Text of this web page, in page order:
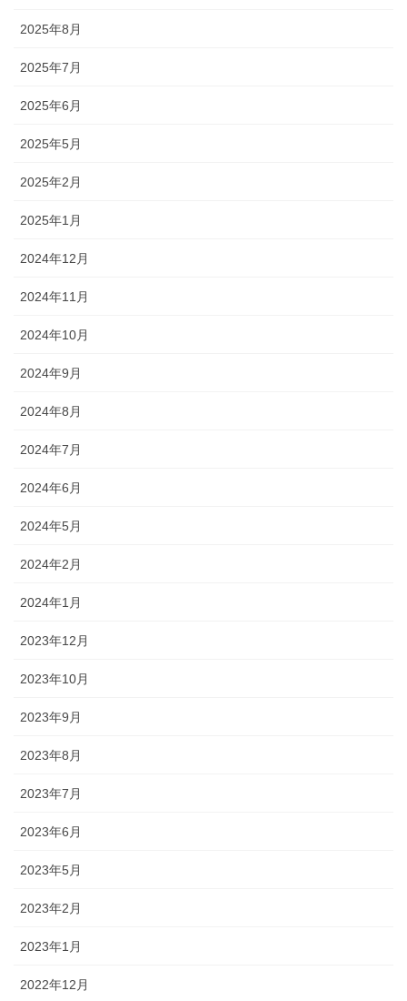
2025年8月
2025年7月
2025年6月
2025年5月
2025年2月
2025年1月
2024年12月
2024年11月
2024年10月
2024年9月
2024年8月
2024年7月
2024年6月
2024年5月
2024年2月
2024年1月
2023年12月
2023年10月
2023年9月
2023年8月
2023年7月
2023年6月
2023年5月
2023年2月
2023年1月
2022年12月